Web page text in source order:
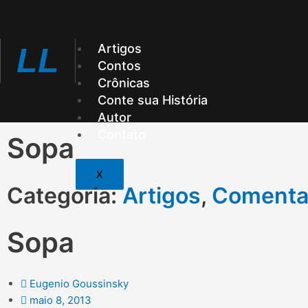
o
conteúdo
LL
Artigos
Contos
Crônicas
Conte sua História
Autor
X
Sopa
Categoria:Artigos,
Sopa
Eugenio Goussinsky
maio 8, 2013